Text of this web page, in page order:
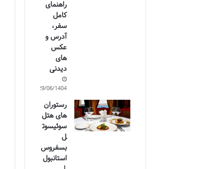
راهنمای
کامل
سفر،
آدرس و
عکس
های
دیدنی
29/06/1404
رستوران
های هتل
سوئیسوت
ل
بسفروس
استانبول